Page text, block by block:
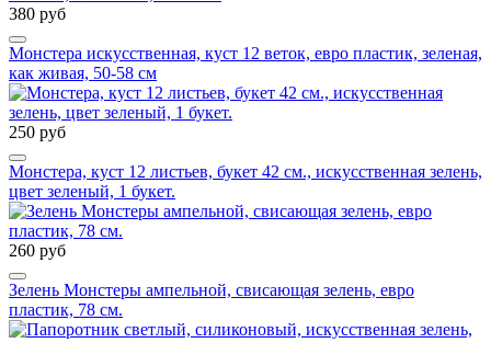
380 руб
Монстера искусственная, куст 12 веток, евро пластик, зеленая,
как живая, 50-58 см
250 руб
Монстера, куст 12 листьев, букет 42 см., искусственная зелень,
цвет зеленый, 1 букет.
260 руб
Зелень Монстеры ампельной, свисающая зелень, евро
пластик, 78 см.